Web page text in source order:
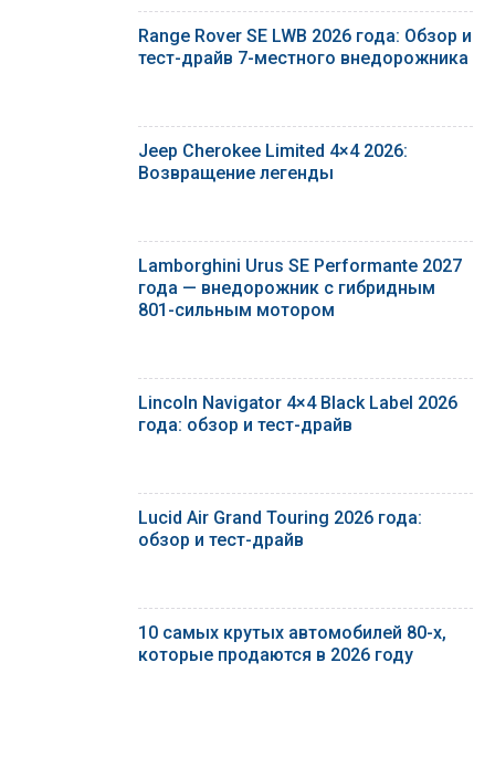
Range Rover SE LWB 2026 года: Обзор и
тест-драйв 7-местного внедорожника
Jeep Cherokee Limited 4×4 2026:
Возвращение легенды
Lamborghini Urus SE Performante 2027
года — внедорожник с гибридным
801-сильным мотором
Lincoln Navigator 4×4 Black Label 2026
года: обзор и тест-драйв
Lucid Air Grand Touring 2026 года:
обзор и тест-драйв
10 самых крутых автомобилей 80-х,
которые продаются в 2026 году